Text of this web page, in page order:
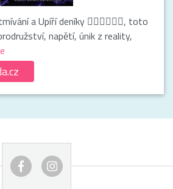
a Upíří deníky 🧛🏻‍♂️🧛🏽‍♀️, toto
napětí, únik z reality,